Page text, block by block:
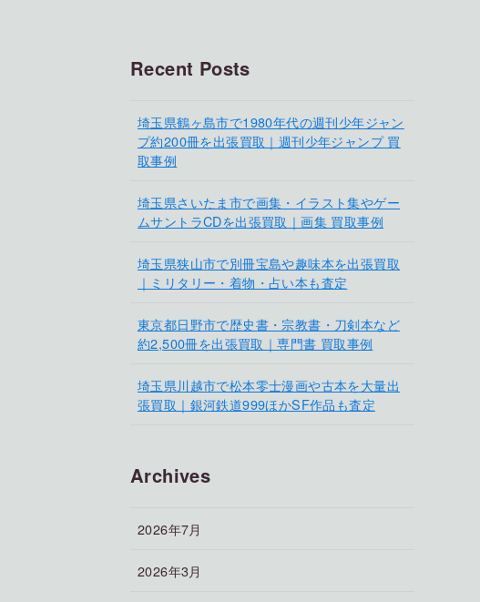
Recent Posts
埼玉県鶴ヶ島市で1980年代の週刊少年ジャン
プ約200冊を出張買取｜週刊少年ジャンプ 買
取事例
埼玉県さいたま市で画集・イラスト集やゲー
ムサントラCDを出張買取｜画集 買取事例
埼玉県狭山市で別冊宝島や趣味本を出張買取
｜ミリタリー・着物・占い本も査定
東京都日野市で歴史書・宗教書・刀剣本など
約2,500冊を出張買取｜専門書 買取事例
埼玉県川越市で松本零士漫画や古本を大量出
張買取｜銀河鉄道999ほかSF作品も査定
Archives
2026年7月
2026年3月